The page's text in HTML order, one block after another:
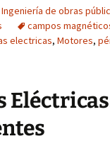
Ingeniería de obras
campos
electricas, Motores,